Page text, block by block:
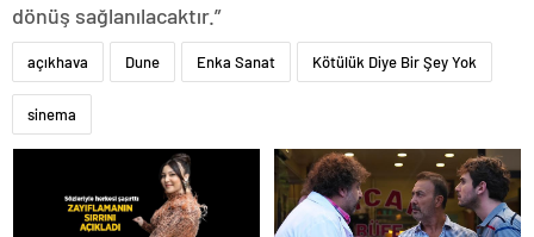
dönüş sağlanılacaktır.”
açıkhava Dune Enka Sanat Kötülük Diye Bir Şey Yok
sinema